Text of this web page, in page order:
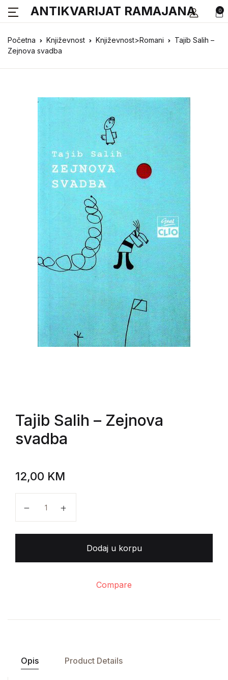
0
ANTIKVARIJAT RAMAJANA
Početna Književnost Književnost>Romani
Tajib Salih –
Zejnova svadba
Tajib Salih – Zejnova
svadba
12,00 KM
Dodaj u korpu
Compare
Opis Product Details